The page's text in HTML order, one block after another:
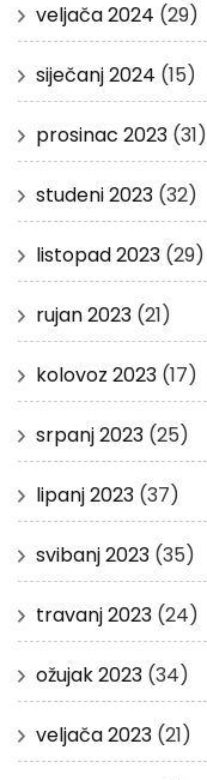
veljača 2024 (29)
siječanj 2024 (15)
prosinac 2023 (31)
studeni 2023 (32)
listopad 2023 (29)
rujan 2023 (21)
kolovoz 2023 (17)
srpanj 2023 (25)
lipanj 2023 (37)
svibanj 2023 (35)
travanj 2023 (24)
ožujak 2023 (34)
veljača 2023 (21)